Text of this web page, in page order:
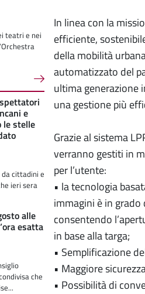
In linea con la
efficiente,
della mobilità
automatizzato del
ultima generazione
una gestione più
Grazie al sistema
verranno gestiti in
per l’utente:
• la tecnologia
immagini è in
consentendo
in base alla targa;
• Semplificazione
• Maggiore
• Possibilità di
teatri e nei
e
le stelle
cittadini e
ieri sera
alle
esatta
che